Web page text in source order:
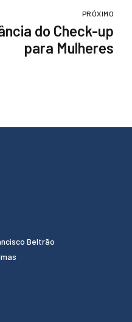
PRÓXIMO
do Check-up
para Mulheres
Beltrão